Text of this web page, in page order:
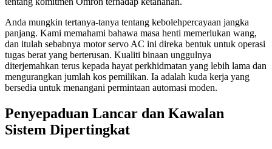
Anda mungkin tertanya-tanya tentang kebolehpercayaan jangka
panjang. Kami memahami bahawa masa henti memerlukan wang,
dan itulah sebabnya motor servo AC ini direka bentuk untuk operasi
tugas berat yang berterusan. Kualiti binaan unggulnya
diterjemahkan terus kepada hayat perkhidmatan yang lebih lama dan
mengurangkan jumlah kos pemilikan. Ia adalah kuda kerja yang
bersedia untuk menangani permintaan automasi moden.
Penyepaduan Lancar dan Kawalan
Sistem Dipertingkat